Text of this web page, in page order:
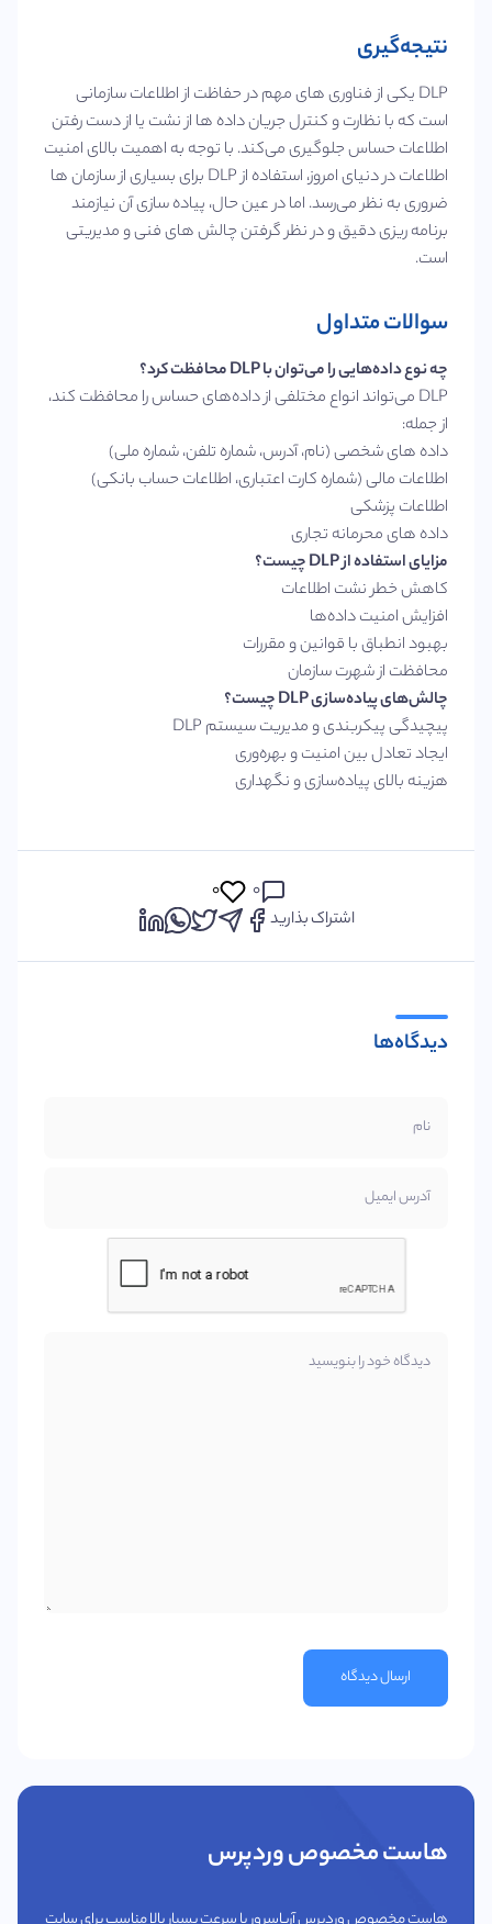
هاست مخصوص وردپرس
نتیجه‌گیری
DLP یکی از فناوری‌ های مهم در حفاظت از اطلاعات سازمانی
است که با نظارت و کنترل جریان داده‌ ها از نشت یا از دست رفتن
اطلاعات حساس جلوگیری می‌کند. با توجه به اهمیت بالای امنیت
اطلاعات در دنیای امروز، استفاده از DLP برای بسیاری از سازمان‌ ها
ضروری به نظر می‌رسد. اما در عین حال، پیاده‌ سازی آن نیازمند
برنامه‌ ریزی دقیق و در نظر گرفتن چالش‌ های فنی و مدیریتی
است.
سوالات متداول
چه نوع داده‌هایی را می‌توان با DLP محافظت کرد؟
DLP می‌تواند انواع مختلفی از داده‌های حساس را محافظت کند،
از جمله:
داده های شخصی (نام، آدرس، شماره تلفن، شماره ملی)
اطلاعات مالی (شماره کارت اعتباری، اطلاعات حساب بانکی)
اطلاعات پزشکی
داده های محرمانه تجاری
مزایای استفاده از DLP چیست؟
کاهش خطر نشت اطلاعات
افزایش امنیت داده‌ها
بهبود انطباق با قوانین و مقررات
محافظت از شهرت سازمان
چالش‌های پیاده‌سازی DLP چیست؟
پیچیدگی پیکربندی و مدیریت سیستم DLP
ایجاد تعادل بین امنیت و بهره‌وری
هزینه بالای پیاده‌سازی و نگهداری
۰
۰
اشتراک بذارید
دیدگاه‌ها
نام
آدرس ایمیل
دیدگاه خود را بنویسید
ارسال دیدگاه